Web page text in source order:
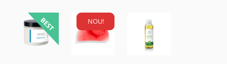
NOU!